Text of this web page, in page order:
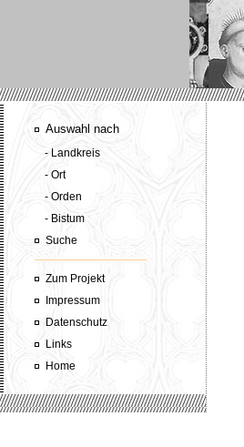
Auswahl nach
- Landkreis
- Ort
- Orden
- Bistum
Suche
Zum Projekt
Impressum
Datenschutz
Links
Home